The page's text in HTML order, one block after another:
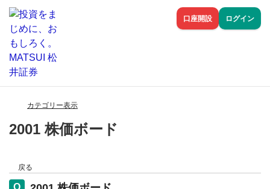
口座開設 ログイン
カテゴリー表示
2001 株価ボード
戻る